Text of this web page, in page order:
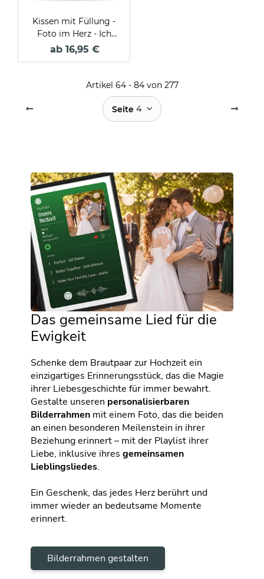
Kissen mit Füllung -
Foto im Herz - Ich
liebe Dich
ab 16,95 €
Artikel 64 - 84 von 277
Seite 4
Das gemeinsame Lied für die
Ewigkeit
Schenke dem Brautpaar zur Hochzeit ein
einzigartiges Erinnerungsstück, das die Magie
ihrer Liebesgeschichte für immer bewahrt.
Gestalte unseren personalisierbaren
Bilderrahmen mit einem Foto, das die beiden
an einen besonderen Meilenstein in ihrer
Beziehung erinnert – mit der Playlist ihrer
Liebe, inklusive ihres gemeinsamen
Lieblingsliedes.
Ein Geschenk, das jedes Herz berührt und
immer wieder an bedeutsame Momente
erinnert.
Bilderrahmen gestalten